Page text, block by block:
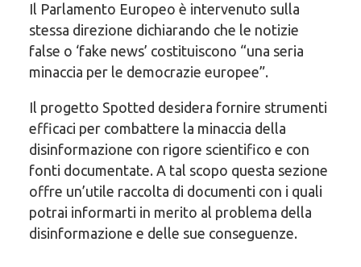
Il Parlamento Europeo è intervenuto sulla
stessa direzione dichiarando che le notizie
false o ‘fake news’ costituiscono “una seria
minaccia per le democrazie europee”.
Il progetto Spotted desidera fornire strumenti
efficaci per combattere la minaccia della
disinformazione con rigore scientifico e con
fonti documentate. A tal scopo questa sezione
offre un’utile raccolta di documenti con i quali
potrai informarti in merito al problema della
disinformazione e delle sue conseguenze.